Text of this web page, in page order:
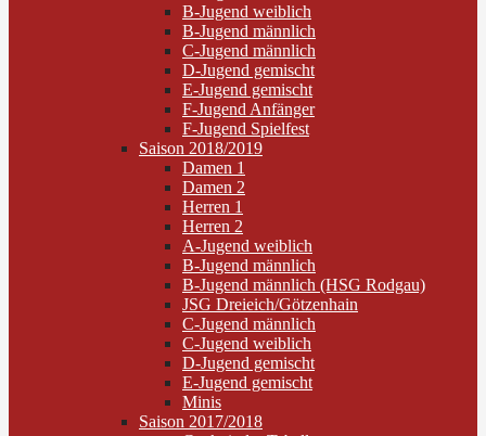
B-Jugend weiblich
B-Jugend männlich
C-Jugend männlich
D-Jugend gemischt
E-Jugend gemischt
F-Jugend Anfänger
F-Jugend Spielfest
Saison 2018/2019
Damen 1
Damen 2
Herren 1
Herren 2
A-Jugend weiblich
B-Jugend männlich
B-Jugend männlich (HSG Rodgau)
JSG Dreieich/Götzenhain
C-Jugend männlich
C-Jugend weiblich
D-Jugend gemischt
E-Jugend gemischt
Minis
Saison 2017/2018